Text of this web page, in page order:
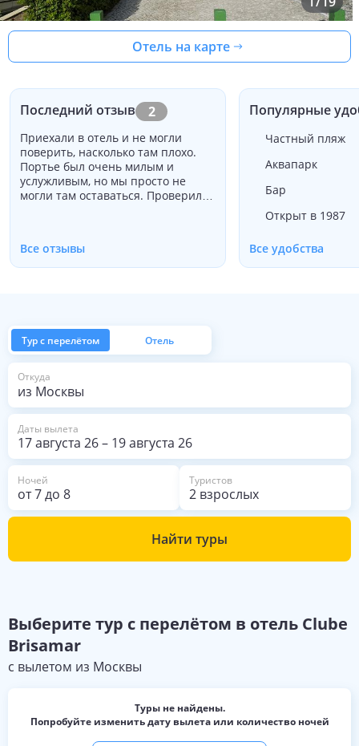
Отель на карте
Последний отзыв 2
Приехали в отель и не могли
поверить, насколько там плохо.
Портье был очень милым и
услужливым, но мы просто не
могли там оставаться. Проверил
динамиков. Просто забронировал
другой отель и уехал, чтобы
Все отзывы
Популярные
Частный пляж
Аквапарк
Бар
Открыт в 1987
Все удобства
Тур с перелётом Отель
Откуда
из Москвы
Даты вылета
17 августа 26– 19 августа 26
Ночей
от7до 8
Туристов
2 взрослых
Найти туры
Выберите тур с перелётом в отель Clube
Brisamar
с вылетом из Москвы
Туры не найдены.
Попробуйте изменить дату вылета или количество ночей